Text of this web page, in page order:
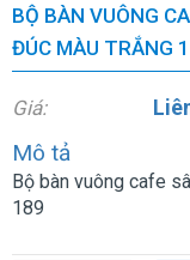
BỘ BÀN VUÔNG
ĐÚC MÀU TRẮNG
Giá:
Mô tả
Bộ bàn vuông cafe
189